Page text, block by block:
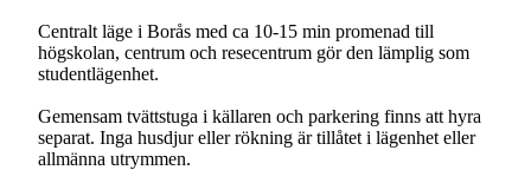
Centralt läge i Borås med ca 10-15 min promenad till
högskolan, centrum och resecentrum gör den lämplig som
studentlägenhet.
Gemensam tvättstuga i källaren och parkering finns att hyra
separat. Inga husdjur eller rökning är tillåtet i lägenhet eller
allmänna utrymmen.